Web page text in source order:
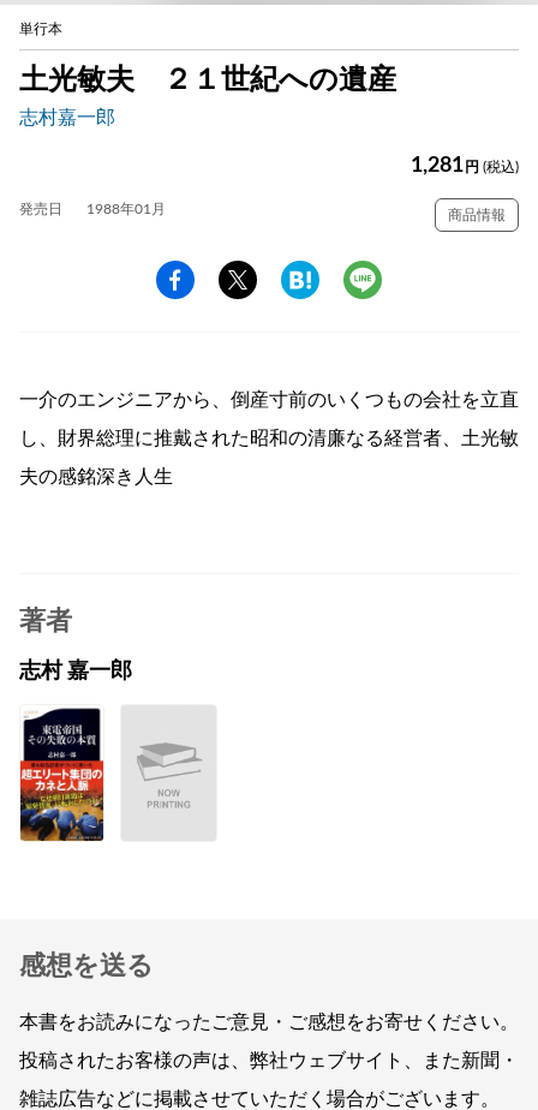
単行本
土光敏夫 ２１世紀への遺産
志村嘉一郎
1,281 円 (税込)
発売日 1988年01月 商品情報
一介のエンジニアから、倒産寸前のいくつもの会社を立直
し、財界総理に推戴された昭和の清廉なる経営者、土光敏
夫の感銘深き人生
著者
志村 嘉一郎
感想を送る
本書をお読みになったご意見・ご感想をお寄せください。
投稿されたお客様の声は、弊社ウェブサイト、また新聞・
雑誌広告などに掲載させていただく場合がございます。